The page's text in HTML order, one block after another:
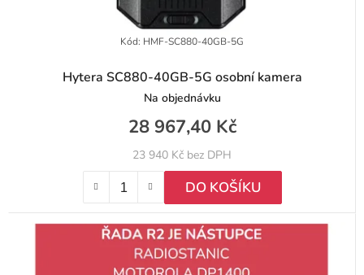
Hytera SC880-40GB-5G osobní kamera
Na objednávku
23 940 Kč bez DPH
28 967,40 Kč
DO KOŠÍKU
Kód: HMF-SC880-40GB-5G